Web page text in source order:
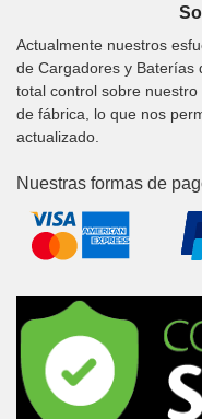
Actualmente nuestros
de Cargadores y Baterías
total control sobre
de fábrica, lo que nos
actualizado.
Nuestras formas de